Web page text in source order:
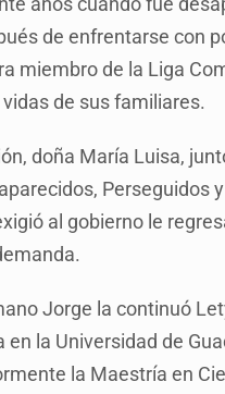
de enfrentarse con
miembro de la Liga
de sus familiares.
doña María Luisa,
al gobierno le
Jorge la continuó
la Universidad de
la Maestría en